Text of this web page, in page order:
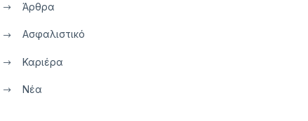
Άρθρα
Ασφαλιστικό
Καριέρα
Νέα